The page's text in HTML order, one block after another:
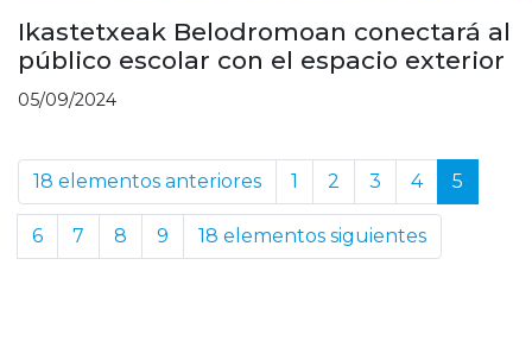
Ikastetxeak Belodromoan conectará al
público escolar con el espacio exterior
05/09/2024
18 elementos anteriores 1 2 3 4 5
6 7 8 9 18 elementos siguientes